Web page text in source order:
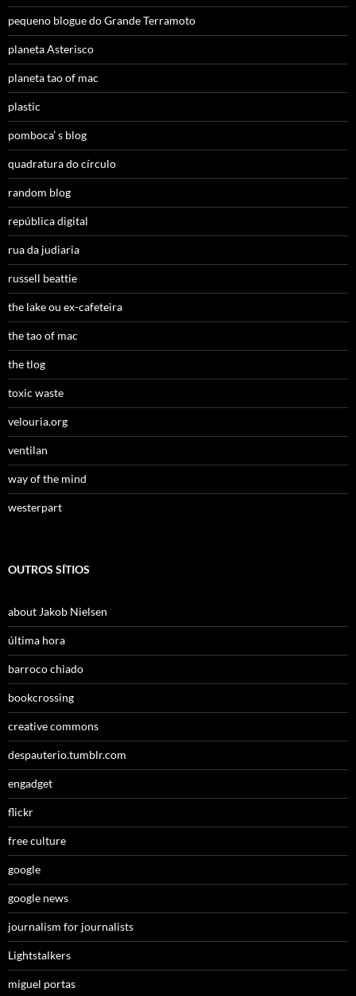
pequeno blogue do Grande Terramoto
planeta Asterisco
planeta tao of mac
plastic
pomboca’ s blog
quadratura do círculo
random blog
república digital
rua da judiaria
russell beattie
the lake ou ex-cafeteira
the tao of mac
the tlog
toxic waste
velouria.org
ventilan
way of the mind
westerpart
OUTROS SÍTIOS
about Jakob Nielsen
última hora
barroco chiado
bookcrossing
creative commons
despauterio.tumblr.com
engadget
flickr
free culture
google
google news
journalism for journalists
Lightstalkers
miguel portas